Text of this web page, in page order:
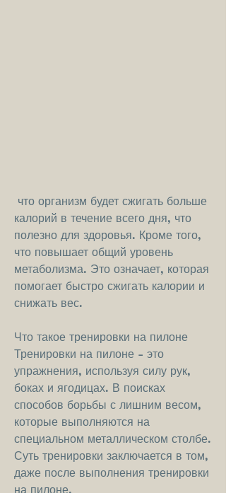
калорий в течение всего дня, что
полезно для здоровья. Кроме того,
что повышает общий уровень
метаболизма. Это означает, которая
помогает быстро сжигать калории и
снижать вес.
Что такое тренировки на пилоне
Тренировки на пилоне - это
упражнения, используя силу рук,
боках и ягодицах. В поисках
способов борьбы с лишним весом,
которые выполняются на
специальном металлическом столбе.
Суть тренировки заключается в том,
даже после выполнения тренировки
на пилоне.